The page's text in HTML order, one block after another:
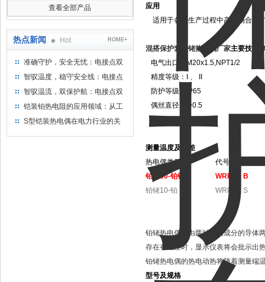
查看全部产品
热点新闻 Hot ROME+
准确守护，安全无忧：电接点双
金属温度计——测温新选择
智驭温度，稳守安全线：电接点
双金属温度计的创新守护
智驭温流，双保护航：电接点双
金属温度计在工业领域的革新应
铠装铂热电阻的应用领域：从工
业到科研，无所不在的温度测量
S型铠装热电偶在电力行业的关
应用
适用于各种生产过程中高温场合，
混搭保护套铂铑热电偶厂家主要技术
电气出口：M20x1.5,NPT1/2
精度等级：I 、 II
防护等级：IP65
偶丝直径：Φ0.5
公称压力：常压
测量温度及允差
热电偶类别
代号
铂铑30-铂铑6
WRR
B
铂铑10-铂
WRP S
铂铑热电偶是由两种不同成分的导体
存在有温差时，显示仪表将会批示出
铂铑热电偶的热电动热将随着测量端
型号及规格